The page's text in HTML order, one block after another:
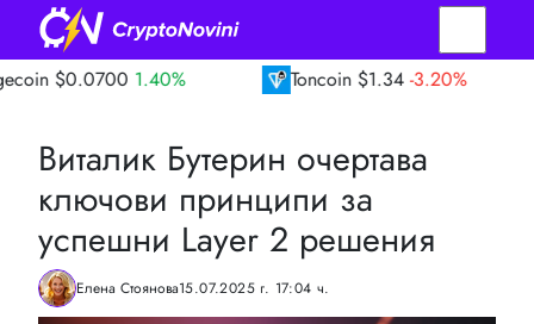
1.40% $1.34 -3.20%
Виталик Бутерин очертава
ключови принципи за
успешни Layer 2 решения
Елена Стоянова15.07.2025 г. 17:04 ч.